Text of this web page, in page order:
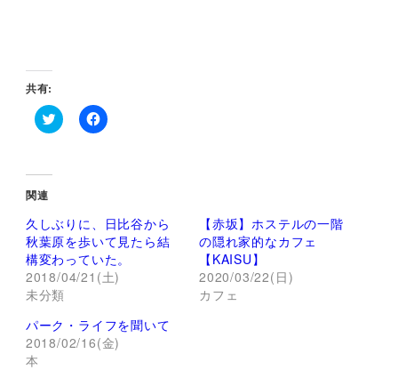
共有:
ク
し
て
T
i
t
t
e
r
で
共
有
新
し
い
F
で
共
有
す
る
に
リ
ッ
ク
し
関連
久しぶりに、日比谷から
秋葉原を歩いて見たら結
構変わっていた。
2018/04/21(土)
未分類
【赤坂】ホステルの一階
の隠れ家的なカフェ
【KAISU】
2020/03/22(日)
カフェ
パーク・ライフを聞いて
2018/02/16(金)
本